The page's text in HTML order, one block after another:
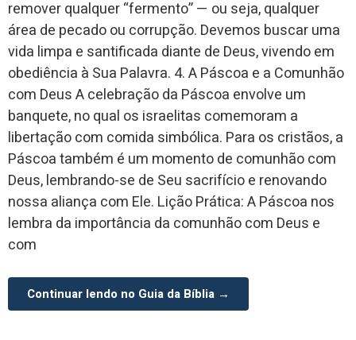
remover qualquer “fermento” — ou seja, qualquer
área de pecado ou corrupção. Devemos buscar uma
vida limpa e santificada diante de Deus, vivendo em
obediência à Sua Palavra. 4. A Páscoa e a Comunhão
com Deus A celebração da Páscoa envolve um
banquete, no qual os israelitas comemoram a
libertação com comida simbólica. Para os cristãos, a
Páscoa também é um momento de comunhão com
Deus, lembrando-se de Seu sacrifício e renovando
nossa aliança com Ele. Lição Prática: A Páscoa nos
lembra da importância da comunhão com Deus e
com
Continuar lendo no Guia da Bíblia →